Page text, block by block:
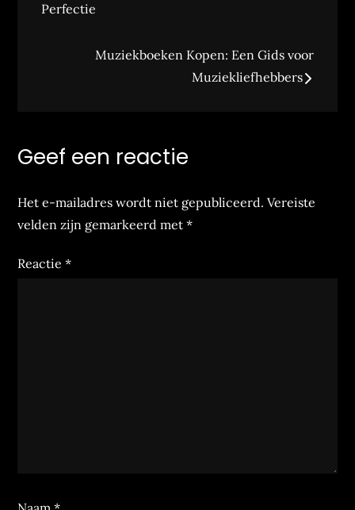
Perfectie
Muziekboeken Kopen: Een Gids voor
Muziekliefhebbers
Geef een reactie
Het e-mailadres wordt niet gepubliceerd. Vereiste
velden zijn gemarkeerd met*
Reactie*